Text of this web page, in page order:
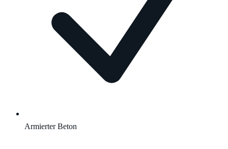
Armierter Beton